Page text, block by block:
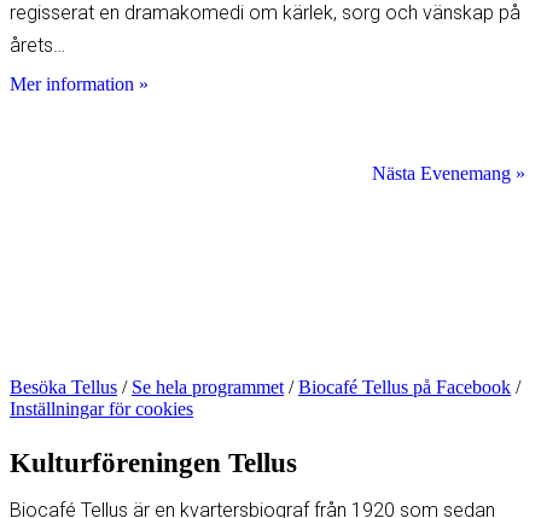
regisserat en dramakomedi om kärlek, sorg och vänskap på
årets…
Mer information »
Nästa Evenemang »
Besöka Tellus / Se hela programmet /Biocafé Tellus på Facebook /
Inställningar för cookies
Kulturföreningen Tellus
Biocafé Tellus är en kvartersbiograf från 1920 som sedan